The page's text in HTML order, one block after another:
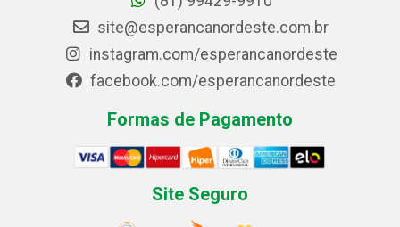
site@esperancanordeste.com.br
instagram.com/esperancanordeste
facebook.com/esperancanordeste
Formas de Pagamento
Site Seguro